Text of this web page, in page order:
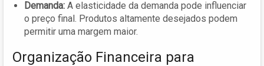
Demanda: A elasticidade da demanda pode influenciar
o preço final. Produtos altamente desejados podem
permitir uma margem maior.
Organização Financeira para